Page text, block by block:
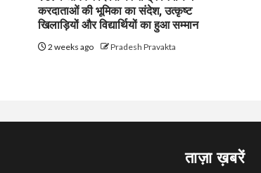
करदाताओं की भूमिका का संदेश, उत्कृष्ट
खिलाड़ियों और विद्यार्थियों का हुआ सम्मान
2 weeks ago Pradesh Pravakta
ताज़ा ख़बरें